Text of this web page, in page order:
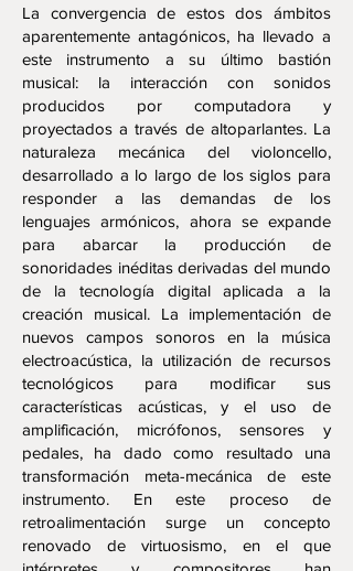
La convergencia de estos dos ámbitos
aparentemente antagónicos, ha llevado a
este instrumento a su último bastión
musical: la interacción con sonidos
producidos por computadora y
proyectados a través de altoparlantes. La
naturaleza mecánica del violoncello,
desarrollado a lo largo de los siglos para
responder a las demandas de los
lenguajes armónicos, ahora se expande
para abarcar la producción de
sonoridades inéditas derivadas del mundo
de la tecnología digital aplicada a la
creación musical. La implementación de
nuevos campos sonoros en la música
electroacústica, la utilización de recursos
tecnológicos para modificar sus
características acústicas, y el uso de
amplificación, micrófonos, sensores y
pedales, ha dado como resultado una
transformación meta-mecánica de este
instrumento. En este proceso de
retroalimentación surge un concepto
renovado de virtuosismo, en el que